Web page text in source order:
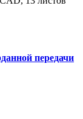
передачи